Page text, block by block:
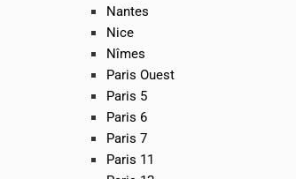
Nantes
Nice
Nîmes
Paris Ouest
Paris 5
Paris 6
Paris 7
Paris 11